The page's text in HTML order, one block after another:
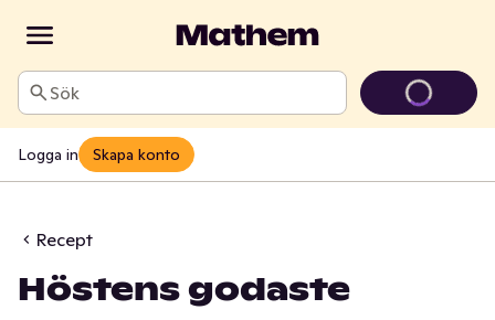
Sök
Logga in Skapa konto
Recept
Höstens godaste